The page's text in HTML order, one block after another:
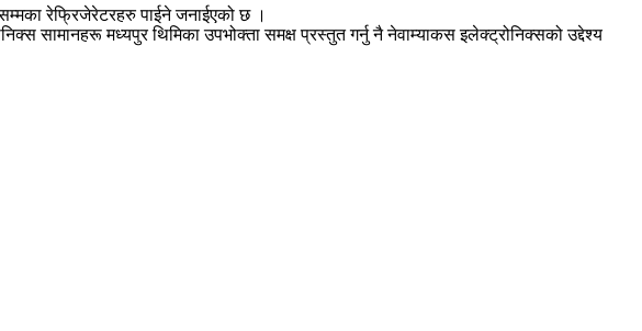
रेफ्रिजेरेटरहरु पाईने जनाईएको छ ।
सामानहरू मध्यपुर थिमिका उपभोक्ता समक्ष प्रस्तुत गर्नु नै नेवाम्याकस इलेक्ट्रोनिक्सको उद्देश्य